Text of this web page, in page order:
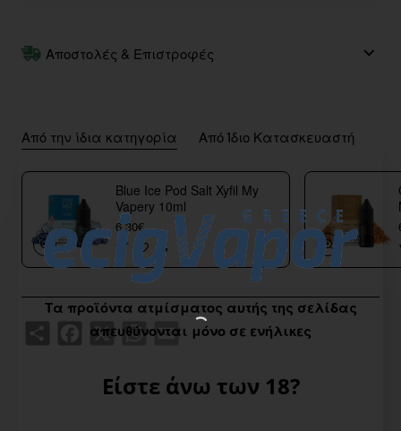
Τα προϊόντα ατμίσματος αυτής της σελίδας
απευθύνονται μόνο σε ενήλικες
Είστε άνω των 18?
Αποστολές & Επιστροφές
Από την ίδια κατηγορία Από Ίδιο Κατασκευαστή
Blue Ice Pod Salt Xyfil My
Vapery 10ml
6,30€
Facebook
X WhatsApp
Email